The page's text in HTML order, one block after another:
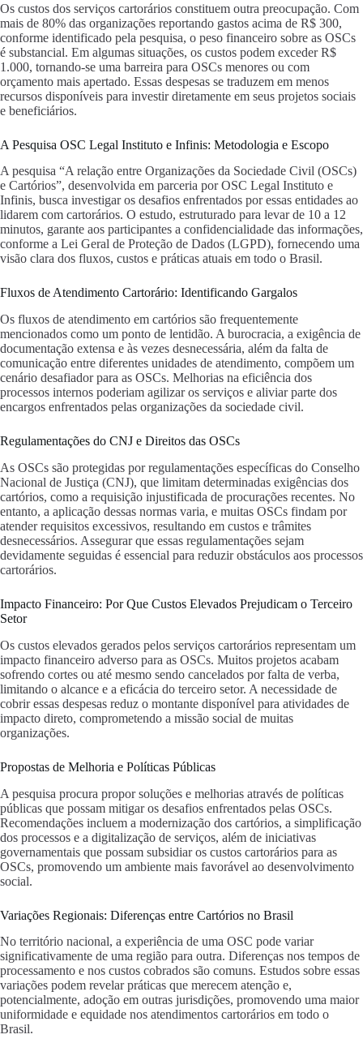
Os custos dos serviços cartorários constituem outra preocupação. Com
mais de 80% das organizações reportando gastos acima de R$ 300,
conforme identificado pela pesquisa, o peso financeiro sobre as OSCs
é substancial. Em algumas situações, os custos podem exceder R$
1.000, tornando-se uma barreira para OSCs menores ou com
orçamento mais apertado. Essas despesas se traduzem em menos
recursos disponíveis para investir diretamente em seus projetos sociais
e beneficiários.
A Pesquisa OSC Legal Instituto e Infinis: Metodologia e Escopo
A pesquisa “A relação entre Organizações da Sociedade Civil (OSCs)
e Cartórios”, desenvolvida em parceria por OSC Legal Instituto e
Infinis, busca investigar os desafios enfrentados por essas entidades ao
lidarem com cartorários. O estudo, estruturado para levar de 10 a 12
minutos, garante aos participantes a confidencialidade das informações,
conforme a Lei Geral de Proteção de Dados (LGPD), fornecendo uma
visão clara dos fluxos, custos e práticas atuais em todo o Brasil.
Fluxos de Atendimento Cartorário: Identificando Gargalos
Os fluxos de atendimento em cartórios são frequentemente
mencionados como um ponto de lentidão. A burocracia, a exigência de
documentação extensa e às vezes desnecessária, além da falta de
comunicação entre diferentes unidades de atendimento, compõem um
cenário desafiador para as OSCs. Melhorias na eficiência dos
processos internos poderiam agilizar os serviços e aliviar parte dos
encargos enfrentados pelas organizações da sociedade civil.
Regulamentações do CNJ e Direitos das OSCs
As OSCs são protegidas por regulamentações específicas do Conselho
Nacional de Justiça (CNJ), que limitam determinadas exigências dos
cartórios, como a requisição injustificada de procurações recentes. No
entanto, a aplicação dessas normas varia, e muitas OSCs findam por
atender requisitos excessivos, resultando em custos e trâmites
desnecessários. Assegurar que essas regulamentações sejam
devidamente seguidas é essencial para reduzir obstáculos aos processos
cartorários.
Impacto Financeiro: Por Que Custos Elevados Prejudicam o Terceiro
Setor
Os custos elevados gerados pelos serviços cartorários representam um
impacto financeiro adverso para as OSCs. Muitos projetos acabam
sofrendo cortes ou até mesmo sendo cancelados por falta de verba,
limitando o alcance e a eficácia do terceiro setor. A necessidade de
cobrir essas despesas reduz o montante disponível para atividades de
impacto direto, comprometendo a missão social de muitas
organizações.
Propostas de Melhoria e Políticas Públicas
A pesquisa procura propor soluções e melhorias através de políticas
públicas que possam mitigar os desafios enfrentados pelas OSCs.
Recomendações incluem a modernização dos cartórios, a simplificação
dos processos e a digitalização de serviços, além de iniciativas
governamentais que possam subsidiar os custos cartorários para as
OSCs, promovendo um ambiente mais favorável ao desenvolvimento
social.
Variações Regionais: Diferenças entre Cartórios no Brasil
No território nacional, a experiência de uma OSC pode variar
significativamente de uma região para outra. Diferenças nos tempos de
processamento e nos custos cobrados são comuns. Estudos sobre essas
variações podem revelar práticas que merecem atenção e,
potencialmente, adoção em outras jurisdições, promovendo uma maior
uniformidade e equidade nos atendimentos cartorários em todo o
Brasil.